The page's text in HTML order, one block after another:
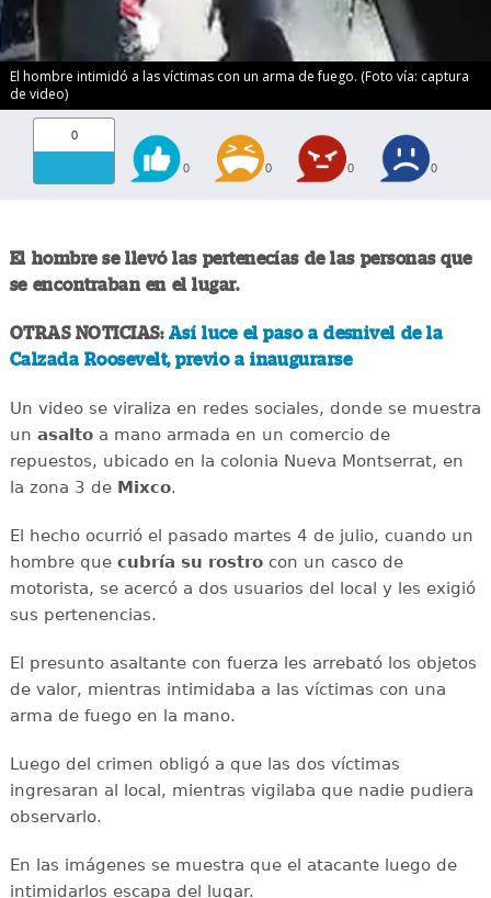
El hombre intimidó a las víctimas con un arma de fuego. (Foto vía: captura
de video)
0
0 0 0 0
El hombre se llevó las pertenecías de las personas que
se encontraban en el lugar.
OTRAS NOTICIAS: Así luce el paso a desnivel de la
Calzada Roosevelt, previo a inaugurarse
Un video se viraliza en redes sociales, donde se muestra
un asaltoa mano armada en un comercio de
repuestos, ubicado en la colonia Nueva Montserrat, en
la zona 3 de Mixco.
El hecho ocurrió el pasado martes 4 de julio, cuando un
hombre que cubría su rostrocon un casco de
motorista, se acercó a dos usuarios del local y les exigió
sus pertenencias.
El presunto asaltante con fuerza les arrebató los objetos
de valor, mientras intimidaba a las víctimas con una
arma de fuego en la mano.
Luego del crimen obligó a que las dos víctimas
ingresaran al local, mientras vigilaba que nadie pudiera
observarlo.
En las imágenes se muestra que el atacante luego de
intimidarlos escapa del lugar.